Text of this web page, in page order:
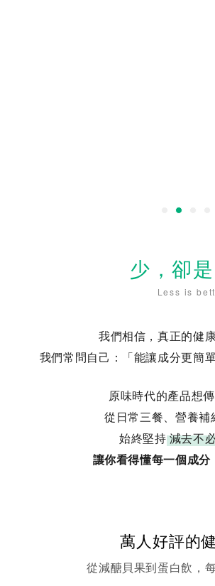
少，卻
Less is
我們相信，真正的健
我們常問自己：「能讓成分更簡
原味時代的產品想
從日常三餐、營養補
始終堅持 減去不
讓你看得懂每一個成分
萬人好評的
從減醣貝果到蛋白飲，